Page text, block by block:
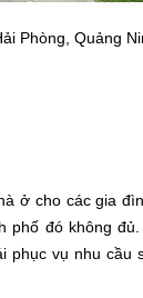
Phòng, Quảng
ở cho các gia
phố đó không
phục vụ nhu cầu